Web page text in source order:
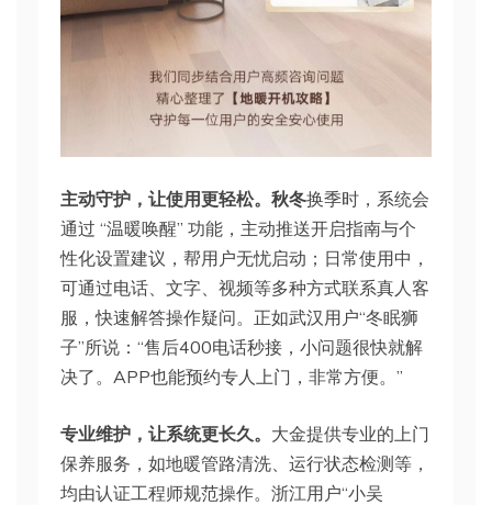
主动守护，让使用更轻松。秋冬换季时，系统会
通过 “温暖唤醒” 功能，主动推送开启指南与个
性化设置建议，帮用户无忧启动；日常使用中，
可通过电话、文字、视频等多种方式联系真人客
服，快速解答操作疑问。正如武汉用户“冬眠狮
子”所说：“售后400电话秒接，小问题很快就解
决了。APP也能预约专人上门，非常方便。”
专业维护，让系统更长久。 大金提供专业的上门
保养服务，如地暖管路清洗、运行状态检测等，
均由认证工程师规范操作。浙江用户“小吴